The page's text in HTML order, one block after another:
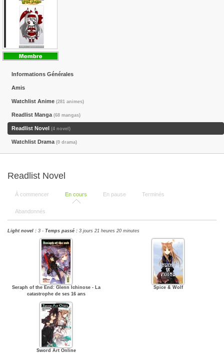
Informations Générales
Amis
Watchlist Anime (281 animes)
Readlist Manga (68 mangas)
Readlist Novel (4 novel)
Watchlist Drama (0 drama)
Readlist Novel
À commencer En cours En pause Terminés
Abandonnés
Light novel : 3 - Temps passé : 3 jours 21 heures 20 minutes
Seraph of the End: Glenn Ichinose - La
catastrophe de ses 16 ans
Spice & Wolf
Sword Art Online